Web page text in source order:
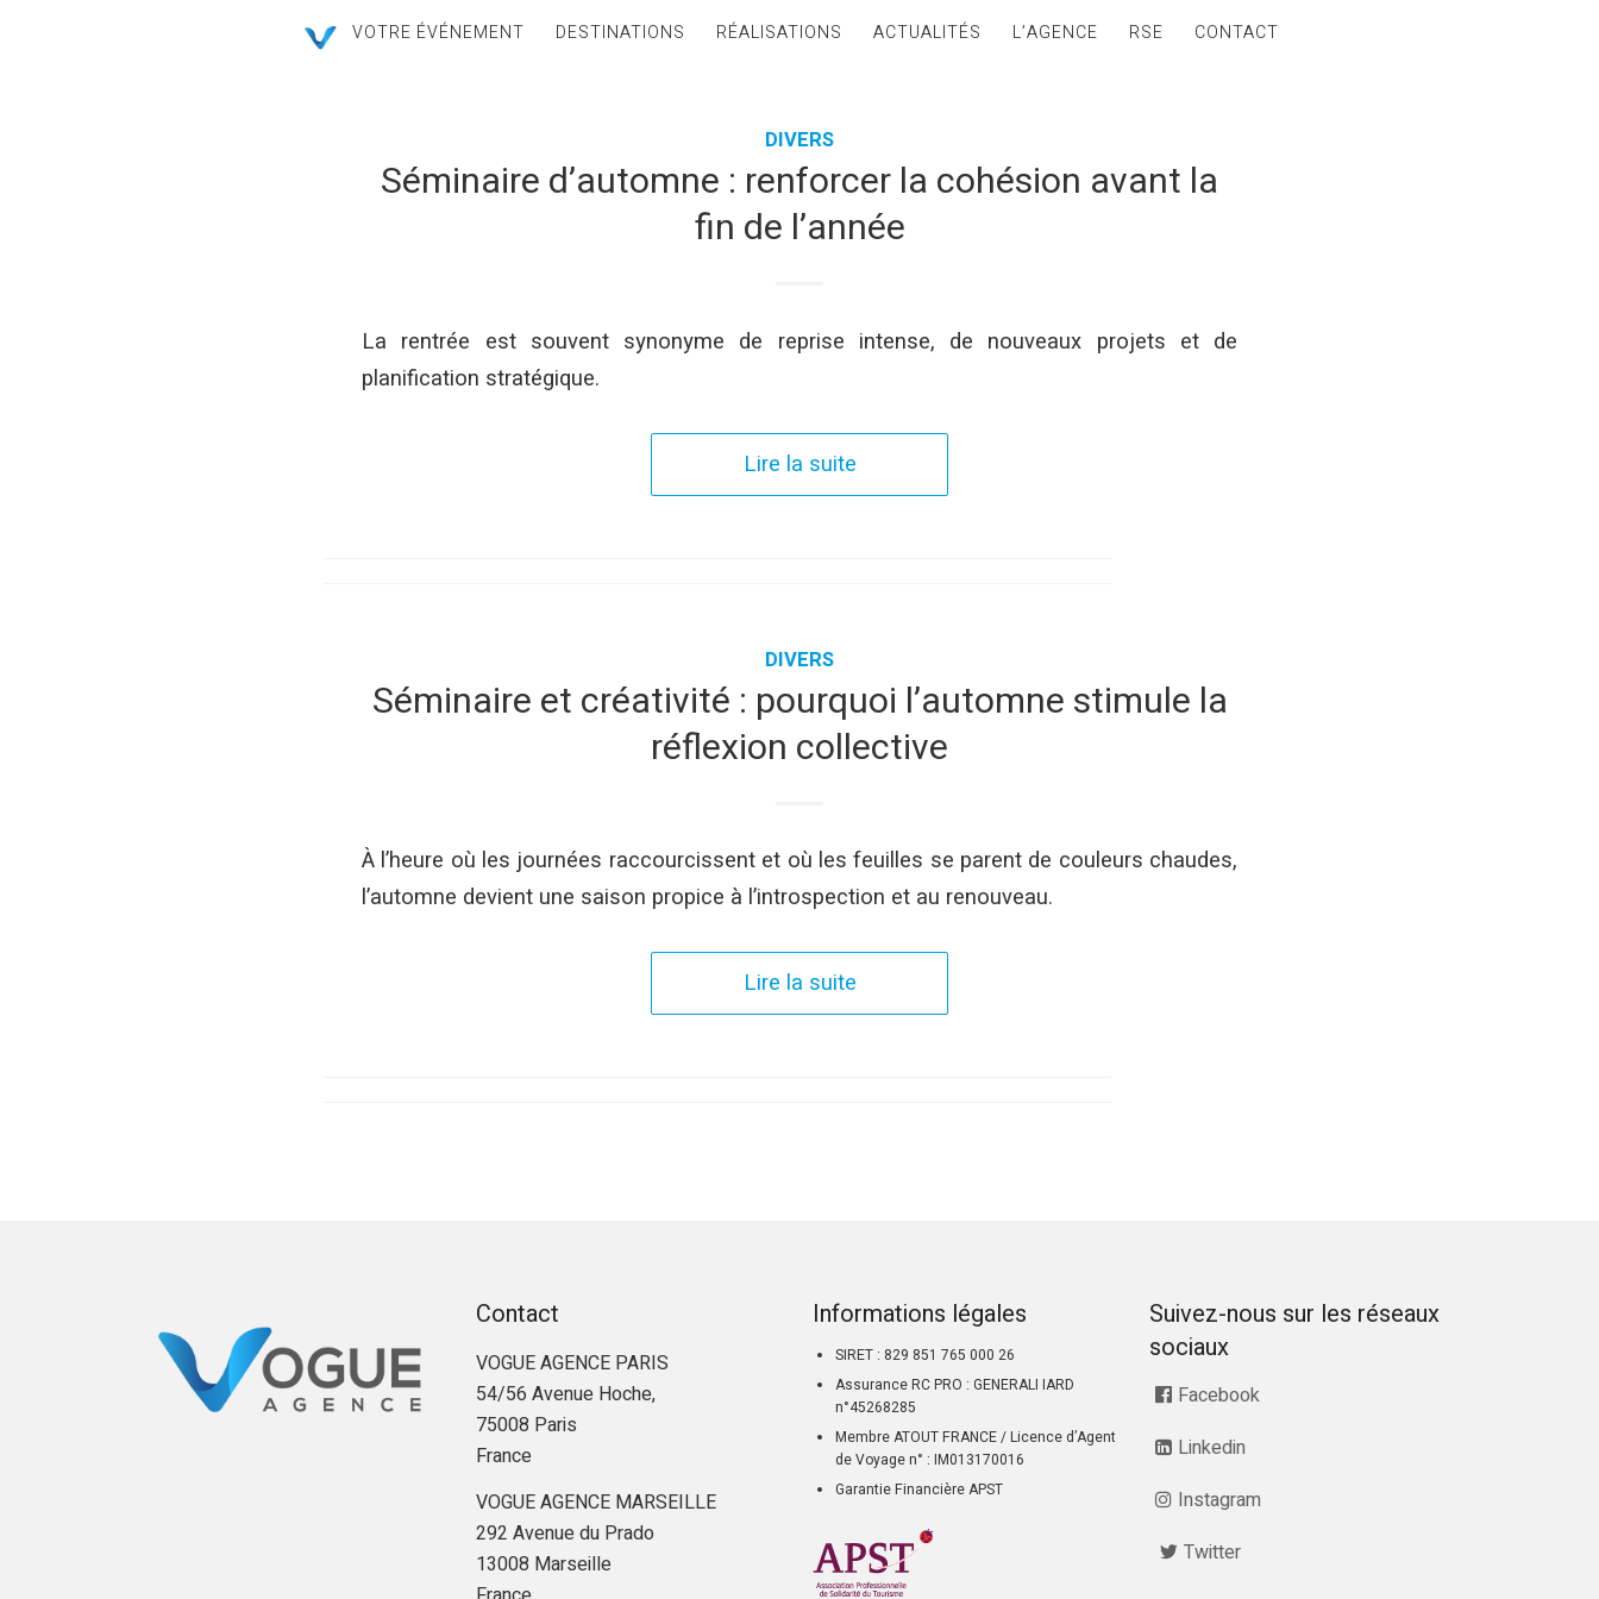
VOTRE ÉVÉNEMENT DESTINATIONS RÉALISATIONS ACTUALITÉS L’AGENCE RSE CONTACT
DIVERS
Séminaire d’automne : renforcer la cohésion avant la
fin de l’année
La rentrée est souvent synonyme de reprise intense, de nouveaux projets et de
planification stratégique.
Lire la suite
DIVERS
Séminaire et créativité : pourquoi l’automne stimule la
réflexion collective
À l’heure où les journées raccourcissent et où les feuilles se parent de couleurs chaudes,
l’automne devient une saison propice à l’introspection et au renouveau.
Lire la suite
Contact
VOGUE AGENCE PARIS
54/56 Avenue Hoche,
75008 Paris
France
VOGUE AGENCE MARSEILLE
292 Avenue du Prado
13008 Marseille
Informations légales
SIRET : 829 851 765 000 26
Assurance RC PRO : GENERALI IARD
n°45268285
Membre ATOUT FRANCE / Licence d’Agent
de Voyage n° : IM013170016
Garantie Financière APST
Suivez-nous sur les réseaux
sociaux
Facebook
Linkedin
Instagram
Twitter